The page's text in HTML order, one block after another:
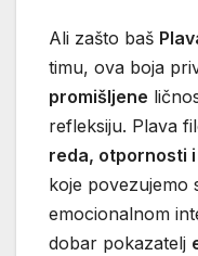
Ali zašto baš
timu, ova boja
promišljene
refleksiju. Plava
reda, otpornosti
koje povezujemo
emocionalnom
dobar pokazatelj